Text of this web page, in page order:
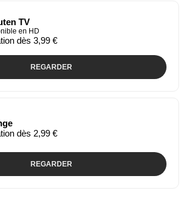
TV
en HD
dès 3,99 €
REGARDER
dès 2,99 €
REGARDER